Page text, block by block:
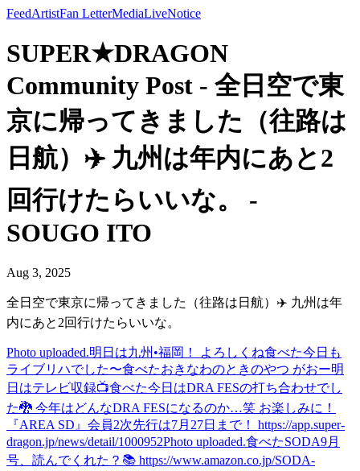
FeedArtistFan LetterMediaLiveNotice
SUPER★DRAGON
Community Post - 全日空で東
京に帰ってきました（往路は
日航）✈️ 九州は年内にあと2
回行けたらいいな。 -
SOUGO ITO
Aug 3, 2025
全日空で東京に帰ってきました（往路は日航）✈️ 九州は年
内にあと2回行けたらいいな。
Photo uploaded.明日は九州•福岡！ よろしくね食べた今日も
ライブリハでした〜食べたおきなわのときのやつ がおー明
日はテレビ収録📺食べた今日はDRA FESの打ち合わせでし
た🐉 今年はどんなDRA FESになるのか…笑 お楽しみに！
『AREA SD』会員2次先行は7月27日まで！ https://app.super-
dragon.jp/news/detail/1000952Photo uploaded.食べたSODA9月
号、読んでくれた？📚 https://www.amazon.co.jp/SODA-